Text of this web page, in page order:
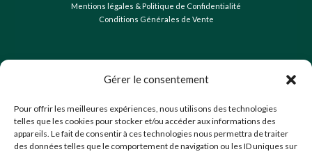
Gérer le consentement
Pour offrir les meilleures expériences, nous utilisons des technologies
telles que les cookies pour stocker et/ou accéder aux informations des
appareils. Le fait de consentir à ces technologies nous permettra de traiter
des données telles que le comportement de navigation ou les ID uniques sur
Mentions légales & Politique de Confidentialité
Conditions Générales de Vente